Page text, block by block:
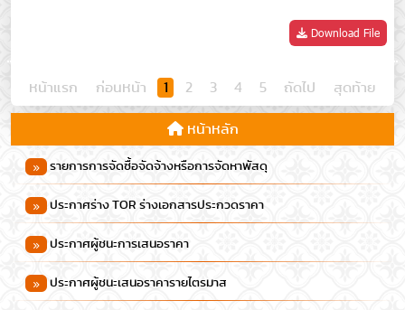
หน้าหลัก
รายการการจัดซื้อจัดจ้างหรือการจัดหาพัสดุ
ประกาศร่าง TOR ร่างเอกสารประกวดราคา
ประกาศผู้ชนะการเสนอราคา
ประกาศผู้ชนะเสนอราคารายไตรมาส
Download File
หน้าแรก ก่อนหน้า 1 2 3 4 5 ถัดไป สุดท้าย